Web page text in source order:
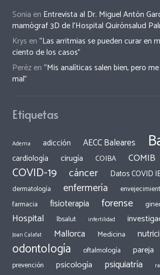
Sonia en Entrevista al Dr. Miguel Antón
mamògraf 3D de l’Hospital Quirónsalud
Krys en“Las arritmias se pueden curar en
ciento de los casos”
Perézen“Mis analíticas salen bien, pero
mal”
Etiquetas
Adema adicción AECC Baleares
cardiología cirugía COIBA COMIB
COVID-19 cáncer Datos COVID
dermatología
enfermería
farmacia fisioterapia forense
Hospital Ibsalut infertilidad
Joan Calafat Mallorca Medicina
odontología oftalmología pareja
prevención psicología psiquiatría